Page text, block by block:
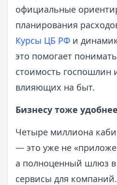
официальные
планирования
Курсы ЦБ РФ и
это помогает
стоимость госпошлин
влияющих на быт.
Бизнесу тоже удобнее
Четыре миллиона
— это уже не
а полноценный шлюз в
сервисы для